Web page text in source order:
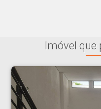
Imóvel